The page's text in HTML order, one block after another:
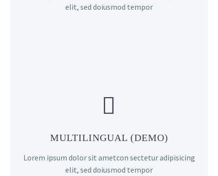
elit, sed doiusmod tempor


MULTILINGUAL (DEMO)
Lorem ipsum dolor sit ametcon sectetur adipisicing
elit, sed doiusmod tempor